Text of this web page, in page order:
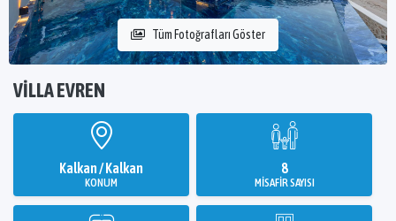
Tüm Fotoğrafları Göster
VILLA EVREN
Kalkan / Kalkan
KONUM
8
MISAFIR SAYISI